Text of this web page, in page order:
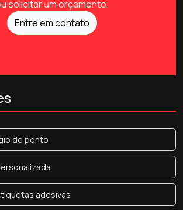
solicitar um orçamento.
Entre em contato
de ponto
adesivas